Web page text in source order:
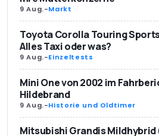
9 Aug.-Markt
Toyota Corolla Touring
Alles Taxi oder was?
9 Aug.-Einzeltests
Mini One von 2002 im
Hildebrand
9 Aug.-Historie und Oldtimer
Mitsubishi Grandis Mildhybrid